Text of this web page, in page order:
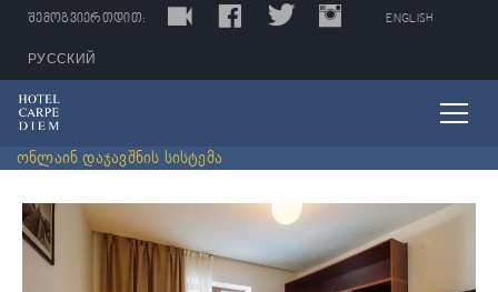
ᲨᲔᲛᲝᲒᲕᲘᲔᲠᲗᲓᲘᲗ: FACEBOOK TWITTERINSTAGRAM
TRIPADVISOR
ENGLISH
РУССКИЙ
ონლაინ დაჯავშნის სისტემა